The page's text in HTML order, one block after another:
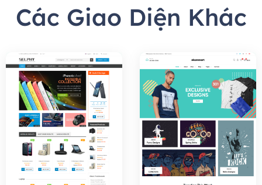
Các Giao Diện Khác